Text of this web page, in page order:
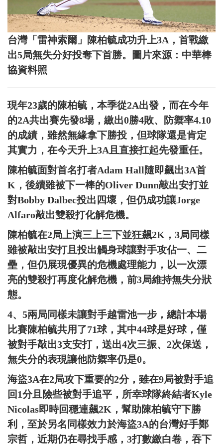
台灣「雷神索爾」陳柏毓成功升上3A，首戰繳
出5局無失分好投奪下首勝。圖片來源：中華棒
協資料照
現年23歲的陳柏毓，本季從2A出發，而在今年
的2A共出賽先發8場，繳出0勝4敗、防禦率4.10
的成績，雖然無緣拿下勝投，但球隊還是肯定
其實力，在今天升上3A且直接扛起先發重任。
陳柏毓面對首名打者Adam Hall隨即飆出3A首
K，後續雖被下一棒的Oliver Dunn敲出安打並
對Bobby Dalbec投出四壞，但仍成功讓Jorge
Alfaro敲出雙殺打化解危機。
陳柏毓在2局上演三上三下並狂飆2K，3局同樣
雖被敲出安打且投出觸身球讓對手攻佔一、二
壘，但仍展現優異的危機處理能力，以一次漂
亮的雙殺打再度化解危機，前3局維持無失分狀
態。
4、5兩局同樣未讓對手越雷池一步，總計本場
比賽陳柏毓共用了71球，其中44球是好球，僅
被對手敲出3支安打，送出4次三振、2次保送，
無失分的表現讓他防禦率仍是0。
海盜3A在2局攻下重要的2分，雖在9局被對手追
回1分且險些被對手追平，所幸球隊終結者Kyle
Nicolas即時回穩連飆2K，幫助陳柏毓守下勝
利，至於另名同樣效力於海盜3A的台灣好手鄭
宗哲，近期仍在尋找手感，3打數繳白卷，吞下